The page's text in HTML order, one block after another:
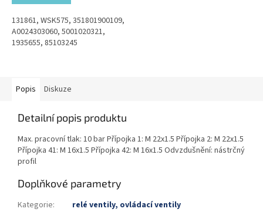
131861, WSK575, 351801900109,
A0024303060, 5001020321,
1935655, 85103245
Popis Diskuze
Detailní popis produktu
Max. pracovní tlak: 10 bar Přípojka 1: M 22x1.5 Přípojka 2: M 22x1.5
Přípojka 41: M 16x1.5 Přípojka 42: M 16x1.5 Odvzdušnění: nástrčný
profil
Doplňkové parametry
Kategorie:
relé ventily, ovládací ventily